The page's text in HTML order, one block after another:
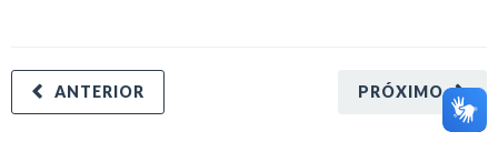
PRÓXIMO
ANTERIOR